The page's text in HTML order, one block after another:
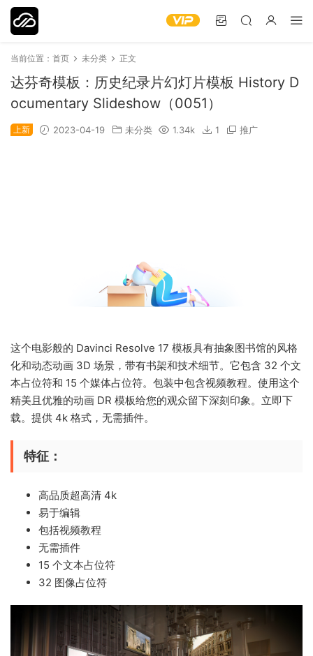
当前位置： 首页 未分类 正文
达芬奇模板：历史纪录片幻灯片模板 History D
ocumentary Slideshow（0051）
上新 2023-04-19 未分类 1.34k 1 推广
这个电影般的 Davinci Resolve 17 模板具有抽象图书馆的风格
化和动态动画 3D 场景，带有书架和技术细节。它包含 32 个文
本占位符和 15 个媒体占位符。包装中包含视频教程。使用这个
精美且优雅的动画 DR 模板给您的观众留下深刻印象。立即下
载。提供 4k 格式，无需插件。
特征：
高品质超高清 4k
易于编辑
包括视频教程
无需插件
15 个文本占位符
32 图像占位符